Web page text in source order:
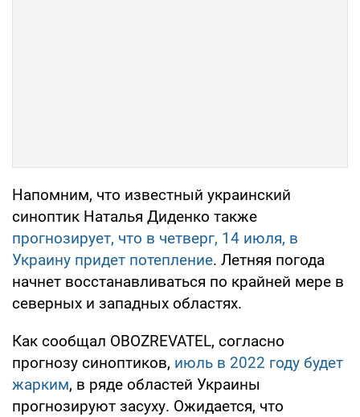
Напомним, что известный украинский
синоптик Наталья Диденко также
прогнозирует, что в четверг, 14 июля, в
Украину придет потепление. Летняя погода
начнет восстанавливаться по крайней мере в
северных и западных областях.
Как сообщал OBOZREVATEL, согласно
прогнозу синоптиков, июль в 2022 году будет
жарким, в ряде областей Украины
прогнозируют засуху. Ожидается, что